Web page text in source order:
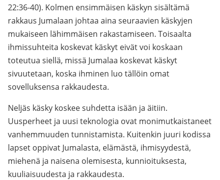
22:36-40). Kolmen ensimmäisen käskyn sisältämä
rakkaus Jumalaan johtaa aina seuraavien käskyjen
mukaiseen lähimmäisen rakastamiseen. Toisaalta
ihmissuhteita koskevat käskyt eivät voi koskaan
toteutua siellä, missä Jumalaa koskevat käskyt
sivuutetaan, koska ihminen luo tällöin omat
sovelluksensa rakkaudesta.
Neljäs käsky koskee suhdetta isään ja äitiin.
Uusperheet ja uusi teknologia ovat monimutkaistaneet
vanhemmuuden tunnistamista. Kuitenkin juuri kodissa
lapset oppivat Jumalasta, elämästä, ihmisyydestä,
miehenä ja naisena olemisesta, kunnioituksesta,
kuuliaisuudesta ja rakkaudesta.